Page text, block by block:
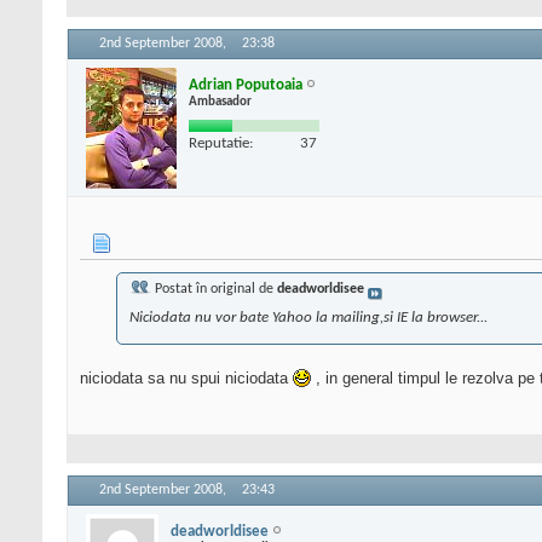
2nd September 2008, 23:38
Adrian Poputoaia
Ambasador
Reputatie: 37
Postat în original de deadworldisee
Niciodata nu vor bate Yahoo la mailing,si IE la browser...
niciodata sa nu spui niciodata , in general timpul le rezolva pe
2nd September 2008, 23:43
deadworldisee